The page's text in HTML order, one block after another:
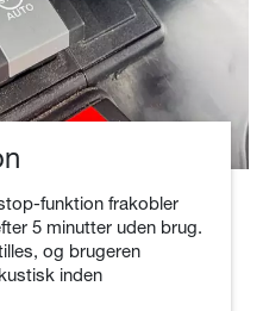
funktion frakobler
5 minutter uden brug.
og brugeren
inden